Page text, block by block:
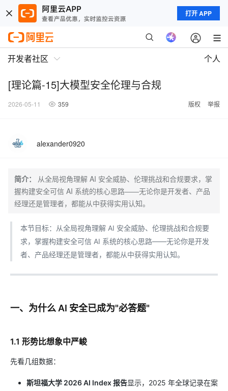
打开 APP
开发者社区 个人
[理论篇-15]大模型安全伦理与合规
2026-05-11 359 版权 举报
alexander0920
简介：
从全局视角理解 AI 安全威胁、伦理挑战和合规要求，掌
握构建安全可信 AI 系统的核心思路——无论你是开发者、产品
经理还是管理者，都能从中获得实用认知。
本节目标：从全局视角理解 AI 安全威胁、伦理挑战和合规要
求，掌握构建安全可信 AI 系统的核心思路——无论你是开发
者、产品经理还是管理者，都能从中获得实用认知。
一、为什么 AI 安全已成为"必答题"
1.1 形势比想象中严峻
先看几组数据：
斯坦福大学 2026 AI Index 报告显示，2025 年全球记录在案